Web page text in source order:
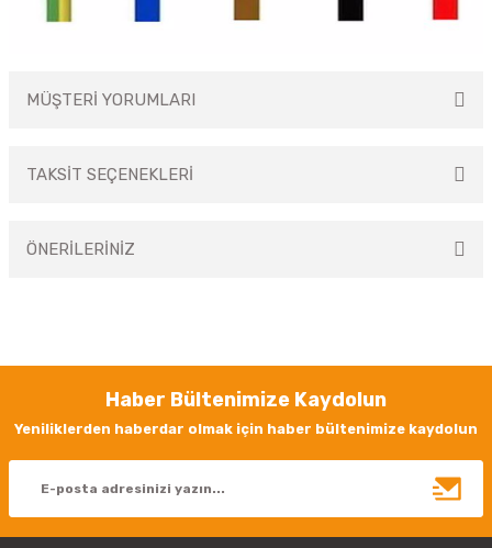
MÜŞTERİ YORUMLARI
TAKSİT SEÇENEKLERİ
ÖNERİLERİNİZ
Görüş ve önerileriniz için teşekkür ederiz.
Ürün resmi kalitesiz, bozuk veya görüntülenemiyor.
Ürün bilgilerinde hatalar bulunuyor.
Haber Bültenimize Kaydolun
Yeniliklerden haberdar olmak için haber bültenimize kaydolun